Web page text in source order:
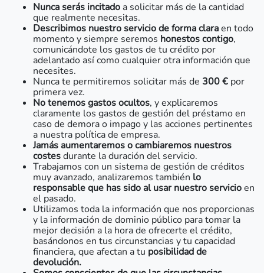
Nunca serás incitado a solicitar más de la cantidad
que realmente necesitas.
Describimos nuestro servicio de forma claraen todo
momento y siempre seremos honestos contigo,
comunicándote los gastos de tu crédito por
adelantado así como cualquier otra información que
necesites.
Nunca te permitiremos solicitar más de 300 € por
primera vez.
No tenemos gastos ocultos, y explicaremos
claramente los gastos de gestión del préstamo en
caso de demora o impago y las acciones pertinentes
a nuestra política de empresa.
Jamás aumentaremos o cambiaremos nuestros
costesdurante la duración del servicio.
Trabajamos con un sistema de gestión de créditos
muy avanzado, analizaremos también lo
responsable que has sido al usar nuestro servicioen
el pasado.
Utilizamos toda la información que nos proporcionas
y la información de dominio público para tomar la
mejor decisión a la hora de ofrecerte el crédito,
basándonos en tus circunstancias y tu capacidad
financiera, que afectan a tu posibilidad de
devolución.